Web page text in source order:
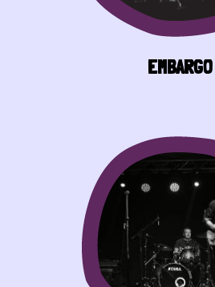
EMBARGO